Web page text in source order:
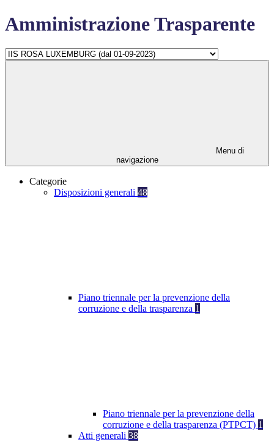
Amministrazione Trasparente
Menu di
navigazione
Categorie
Disposizioni generali 48
Piano triennale per la prevenzione della
corruzione e della trasparenza 1
Piano triennale per la prevenzione della
corruzione e della trasparenza (PTPCT) 1
Atti generali 38